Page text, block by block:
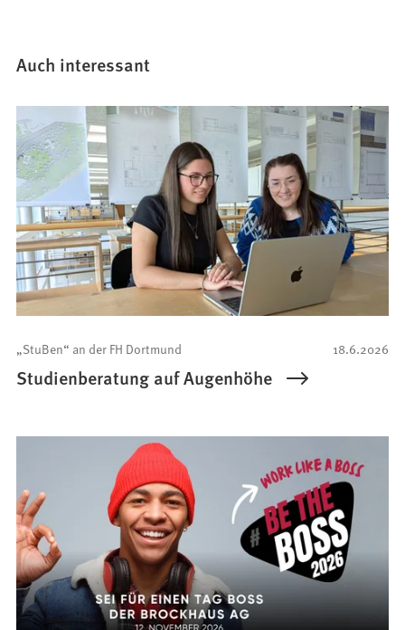
Auch interessant
18.6.2026
„StuBen“ an der FH Dortmund
Studienberatung auf Augenhöhe